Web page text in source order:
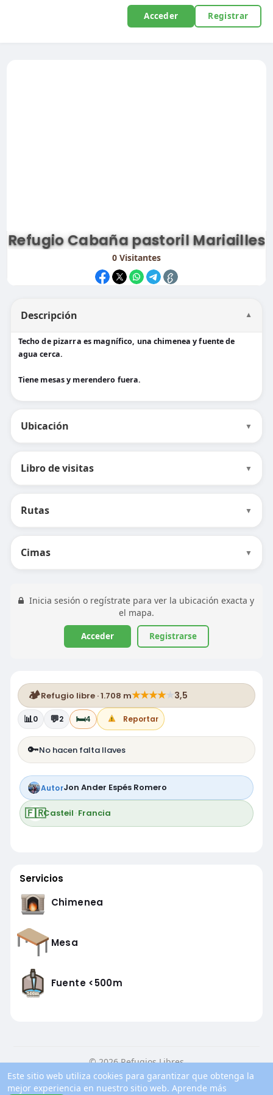
Este sitio web utiliza cookies para garantizar que obtenga la
mejor experiencia en nuestro sitio web. Aprende más
Acceder Registrar
Refugio Cabaña pastoril Mariailles
0Visitantes
Descripción ▼
Techo de pizarra es magnífico, una chimenea y fuente de
agua cerca.
Tiene mesas y merendero fuera.
Ubicación ▼
Libro de visitas ▼
Rutas ▼
Cimas ▼
Inicia sesión o regístrate para ver la ubicación exacta y
el mapa.
Acceder Registrarse
🏕️Refugio libre · 1.708 m★★★★★3,5
📊0 💬2 🛏️4 Reportar
🔑No hacen falta llaves
AutorJon Ander Espés Romero
🇫🇷Casteil ·Francia
Servicios
Chimenea
Mesa
Fuente <500m
© 2026 Refugios Libres
Inicio
Conocenos Contacto
Política de privacidad
Condiciones de uso
Blog Más información